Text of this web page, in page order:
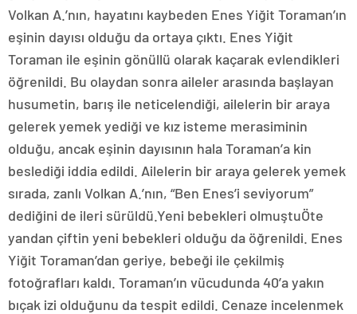
Volkan A.’nın, hayatını kaybeden Enes Yiğit Toraman’ın
eşinin dayısı olduğu da ortaya çıktı. Enes Yiğit
Toraman ile eşinin gönüllü olarak kaçarak evlendikleri
öğrenildi. Bu olaydan sonra aileler arasında başlayan
husumetin, barış ile neticelendiği, ailelerin bir araya
gelerek yemek yediği ve kız isteme merasiminin
olduğu, ancak eşinin dayısının hala Toraman’a kin
beslediği iddia edildi. Ailelerin bir araya gelerek yemek
sırada, zanlı Volkan A.’nın, “Ben Enes’i seviyorum”
dediğini de ileri sürüldü.Yeni bebekleri olmuştuÖte
yandan çiftin yeni bebekleri olduğu da öğrenildi. Enes
Yiğit Toraman’dan geriye, bebeği ile çekilmiş
fotoğrafları kaldı. Toraman’ın vücudunda 40’a yakın
bıçak izi olduğunu da tespit edildi. Cenaze incelenmek